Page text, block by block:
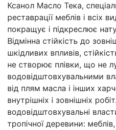
Ксанол Масло Тека,
реставрації меблів і всіх
покращує і підкреслює
Відмінна стійкість до
шкідливих впливів,
не створює плівки, що не
водовідштовхувальними
від плям масла і інших
внутрішніх і зовнішніх
водовідштовхувальні
тропічної деревини: